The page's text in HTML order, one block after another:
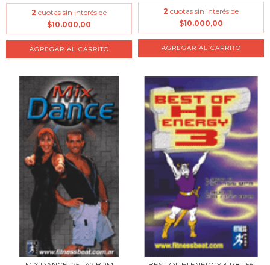
2 cuotas sin interés de
$10.000,00
2 cuotas sin interés de
$10.000,00